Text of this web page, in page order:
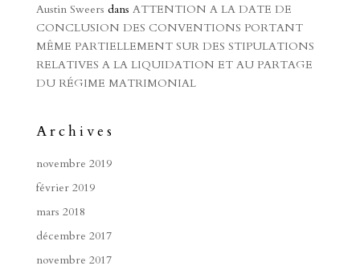
Austin Sweers dans ATTENTION A LA DATE DE
CONCLUSION DES CONVENTIONS PORTANT
MÊME PARTIELLEMENT SUR DES STIPULATIONS
RELATIVES A LA LIQUIDATION ET AU PARTAGE
DU RÉGIME MATRIMONIAL
Archives
novembre 2019
février 2019
mars 2018
décembre 2017
novembre 2017